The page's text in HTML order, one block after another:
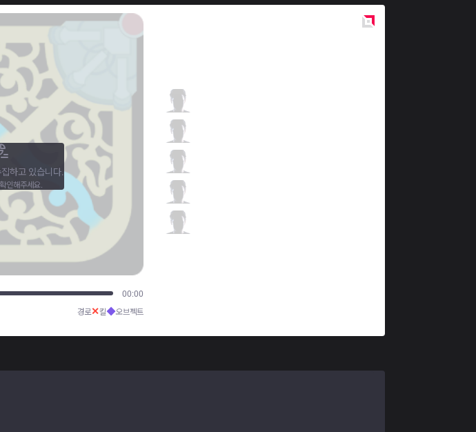
00:00
경로✕킬◆오브젝트
하고 있습니다.
인해주세요.